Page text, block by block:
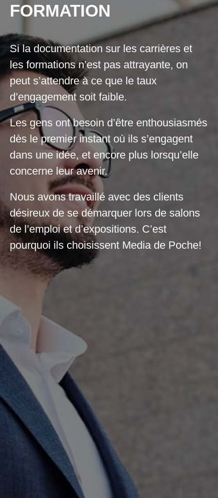
FORMATION
Si la documentation sur les carrières et
les formations n’est pas attrayante, on
peut s’attendre à ce que le taux
d’engagement soit faible.
Les gens ont besoin d’être enthousiasmés
dès le premier instant où ils s’engagent
dans une idée, et encore plus lorsqu’elle
concerne leur avenir.
Nous avons travaillé avec des clients
désireux de se démarquer lors de salons
de l’emploi et d’expositions. C’est
pourquoi ils choisissent Media de Poche!